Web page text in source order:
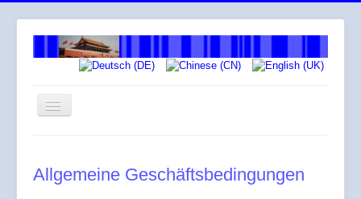
Navigation
Über mich
Allgemeine Geschäftsbedingungen